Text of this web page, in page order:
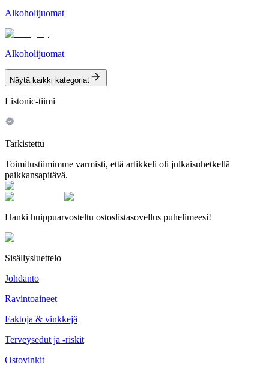
Alkoholijuomat
Alkoholijuomat
Näytä kaikki kategoriat
Listonic-tiimi
Tarkistettu
Toimitustiimimme varmisti, että artikkeli oli julkaisuhetkellä
paikkansapitävä.
Hanki huippuarvosteltu ostoslistasovellus puhelimeesi!
Sisällysluettelo
Johdanto
Ravintoaineet
Faktoja & vinkkejä
Terveysedut ja -riskit
Ostovinkit